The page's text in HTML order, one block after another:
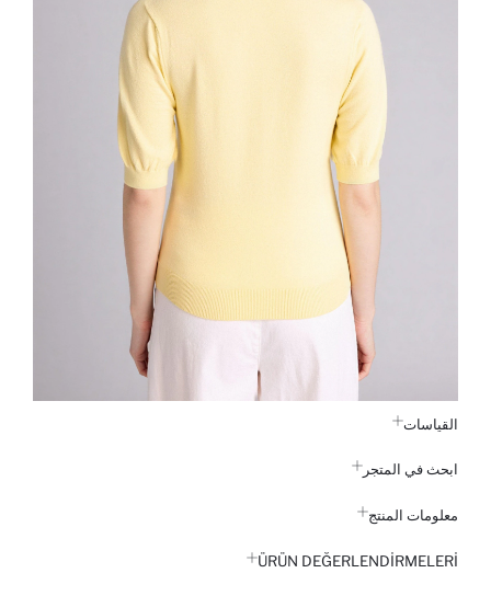
القياسات
ابحث في المتجر
معلومات المنتج
ÜRÜN DEĞERLENDİRMELERİ